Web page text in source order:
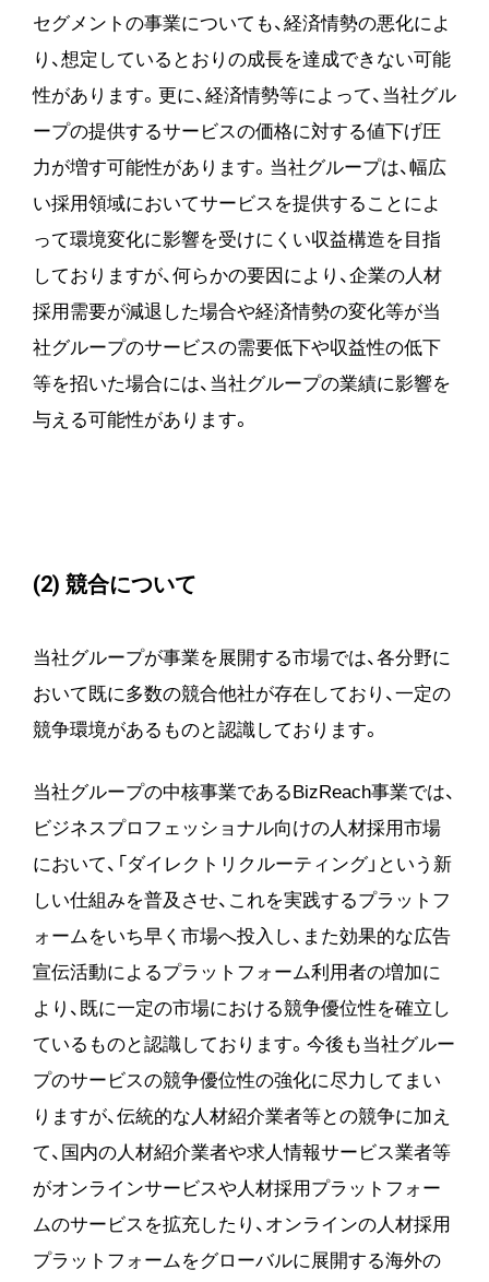
セグメントの事業についても、経済情勢の悪化によ
り、想定しているとおりの成長を達成できない可能
性があります。更に、経済情勢等によって、当社グル
ープの提供するサービスの価格に対する値下げ圧
力が増す可能性があります。当社グループは、幅広
い採用領域においてサービスを提供することによ
って環境変化に影響を受けにくい収益構造を目指
しておりますが、何らかの要因により、企業の人材
採用需要が減退した場合や経済情勢の変化等が当
社グループのサービスの需要低下や収益性の低下
等を招いた場合には、当社グループの業績に影響を
与える可能性があります。
(2) 競合について
当社グループが事業を展開する市場では、各分野に
おいて既に多数の競合他社が存在しており、一定の
競争環境があるものと認識しております。
当社グループの中核事業であるBizReach事業では、
ビジネスプロフェッショナル向けの人材採用市場
において、「ダイレクトリクルーティング」という新
しい仕組みを普及させ、これを実践するプラットフ
ォームをいち早く市場へ投入し、また効果的な広告
宣伝活動によるプラットフォーム利用者の増加に
より、既に一定の市場における競争優位性を確立し
ているものと認識しております。今後も当社グルー
プのサービスの競争優位性の強化に尽力してまい
りますが、伝統的な人材紹介業者等との競争に加え
て、国内の人材紹介業者や求人情報サービス業者等
がオンラインサービスや人材採用プラットフォー
ムのサービスを拡充したり、オンラインの人材採用
プラットフォームをグローバルに展開する海外の